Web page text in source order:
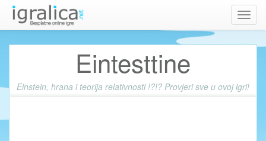
Eintesttine
Einstein, hrana i teorija relativnosti !?!? Provjeri sve u ovoj igri!